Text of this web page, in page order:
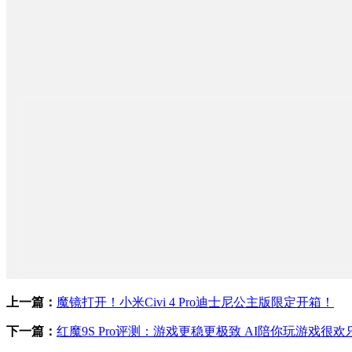
上一篇： 魔镜打开！小米Civi 4 Pro迪士尼公主版限定开箱！
下一篇： 红魔9S Pro评测：游戏更稳更极致 AI陪你玩游戏很欢